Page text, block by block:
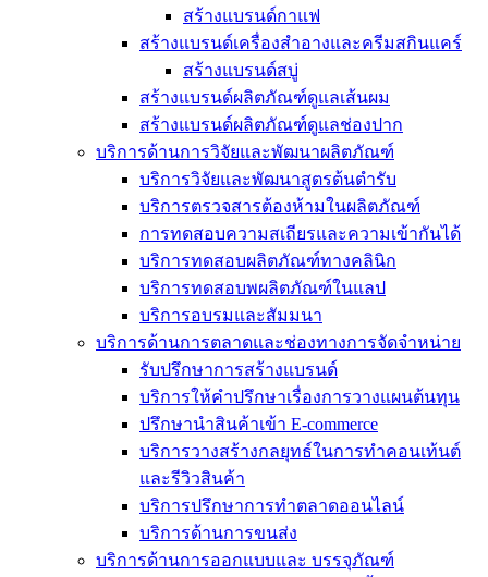
สร้างแบรนด์กาแฟ
สร้างแบรนด์เครื่องสำอางและครีมสกินแคร์
สร้างแบรนด์สบู่
สร้างแบรนด์ผลิตภัณฑ์ดูแลเส้นผม
สร้างแบรนด์ผลิตภัณฑ์ดูแลช่องปาก
บริการด้านการวิจัยและพัฒนาผลิตภัณฑ์
บริการวิจัยและพัฒนาสูตรต้นตำรับ
บริการตรวจสารต้องห้ามในผลิตภัณฑ์
การทดสอบความสเถียรและความเข้ากันได้
บริการทดสอบผลิตภัณฑ์ทางคลินิก
บริการทดสอบพผลิตภัณฑ์ในแลป
บริการอบรมและสัมมนา
บริการด้านการตลาดและช่องทางการจัดจำหน่าย
รับปรึกษาการสร้างแบรนด์
บริการให้คำปรึกษาเรื่องการวางแผนต้นทุน
ปรึกษานำสินค้าเข้า E-commerce
บริการวางสร้างกลยุทธ์ในการทำคอนเท้นต์
และรีวิวสินค้า
บริการปรึกษาการทำตลาดออนไลน์
บริการด้านการขนส่ง
บริการด้านการออกแบบและ บรรจุภัณฑ์